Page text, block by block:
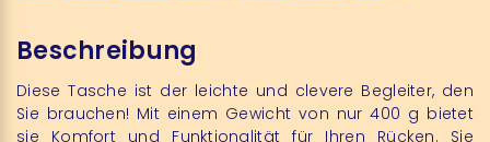
Beschreibung
Diese Tasche ist der leichte und clevere Begleiter, den
Sie brauchen! Mit einem Gewicht von nur 400 g bietet
sie Komfort und Funktionalität für Ihren Rücken. Sie